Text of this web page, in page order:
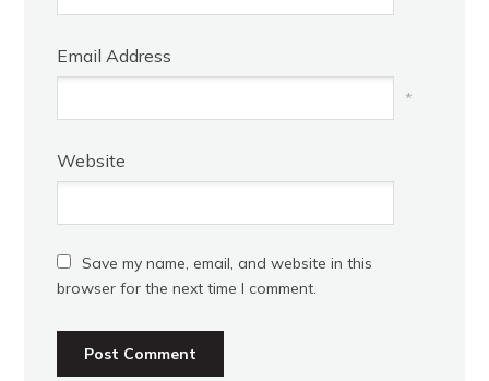
Email Address
*
Website
Save my name, email, and website in this
browser for the next time I comment.